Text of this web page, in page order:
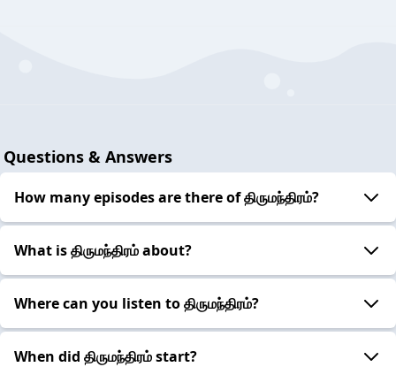
Questions & Answers
How many episodes are there of திருமந்திரம்?
What is திருமந்திரம் about?
Where can you listen to திருமந்திரம்?
When did திருமந்திரம் start?